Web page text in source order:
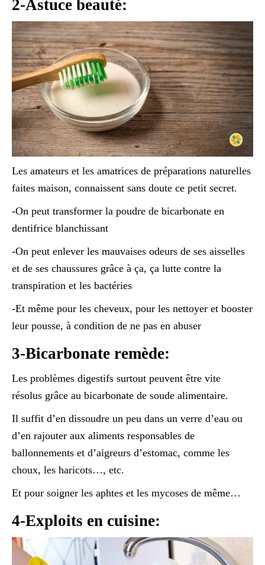
2-Astuce beauté:
Les amateurs et les amatrices de préparations naturelles
faites maison, connaissent sans doute ce petit secret.
-On peut transformer la poudre de bicarbonate en
dentifrice blanchissant
-On peut enlever les mauvaises odeurs de ses aisselles
et de ses chaussures grâce à ça, ça lutte contre la
transpiration et les bactéries
-Et même pour les cheveux, pour les nettoyer et booster
leur pousse, à condition de ne pas en abuser
3-Bicarbonate remède:
Les problèmes digestifs surtout peuvent être vite
résolus grâce au bicarbonate de soude alimentaire.
Il suffit d’en dissoudre un peu dans un verre d’eau ou
d’en rajouter aux aliments responsables de
ballonnements et d’aigreurs d’estomac, comme les
choux, les haricots…, etc.
Et pour soigner les aphtes et les mycoses de même…
4-Exploits en cuisine: